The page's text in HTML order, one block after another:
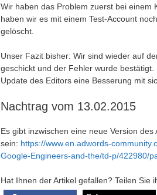
Wir haben das Problem zuerst bei einem
haben wir es mit einem Test-Account
gelöscht.
Unser Fazit bisher: Wir sind wieder auf
geschickt und der Fehler wurde
Update des Editors eine Besserung mit
Nachtrag vom 13.02.2015
Es gibt inzwischen eine neue Version
sein: https://www.en.adwords-
Google-Engineers-and-the/td-p/422980/
Hat Ihnen der Artikel gefallen? Teilen Sie